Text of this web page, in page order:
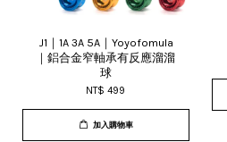
J1｜1A 3A 5A｜Yoyofomula
｜鋁合金窄軸承有反應溜溜
球
NT$ 499
加入購物車